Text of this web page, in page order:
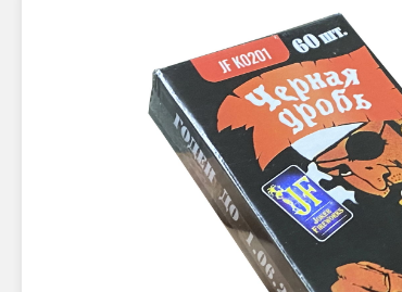
Фейерверки на свадьбу
Фейерверк-шоу
Батареи салютов